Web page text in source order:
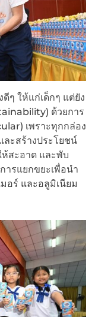
ๆ ให้แก่เด็กๆ แต่ยัง
ด้วยการ
เพราะทุกกล่อง
ะสร้างประโยชน์
ห้สะอาด และพับ
ารแยกขยะเพื่อนำ
อร์ และอลูมิเนียม